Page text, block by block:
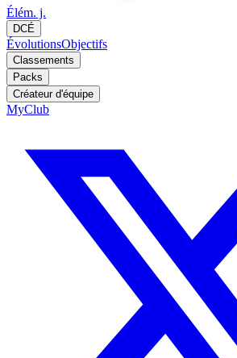
Élém. j.
DCÉ
ÉvolutionsObjectifs
Classements
Packs
Créateur d'équipe
MyClub